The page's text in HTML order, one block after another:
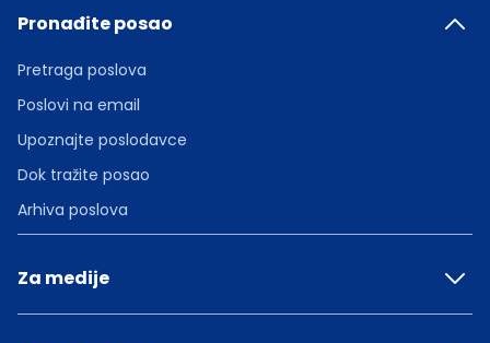
Pronađite posao
Pretraga poslova
Poslovi na email
Upoznajte poslodavce
Dok tražite posao
Arhiva poslova
Za medije